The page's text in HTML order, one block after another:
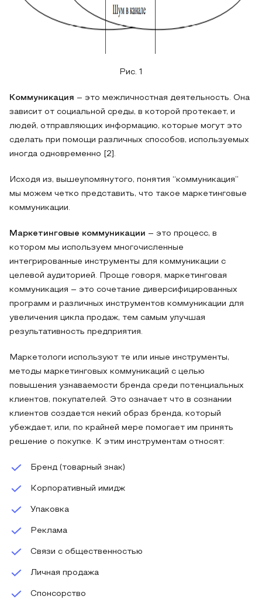
Рис. 1
Коммуникация – это межличностная деятельность. Она
зависит от социальной среды, в которой протекает, и
людей, отправляющих информацию, которые могут это
сделать при помощи различных способов, используемых
иногда одновременно [2].
Исходя из, вышеупомянутого, понятия “коммуникация”
мы можем четко представить, что такое маркетинговые
коммуникации.
Маркетинговые коммуникации – это процесс, в
котором мы используем многочисленные
интегрированные инструменты для коммуникации с
целевой аудиторией. Проще говоря, маркетинговая
коммуникация – это сочетание диверсифицированных
программ и различных инструментов коммуникации для
увеличения цикла продаж, тем самым улучшая
результативность предприятия.
Маркетологи используют те или иные инструменты,
методы маркетинговых коммуникаций с целью
повышения узнаваемости бренда среди потенциальных
клиентов, покупателей. Это означает что в сознании
клиентов создается некий образ бренда, который
убеждает, или, по крайней мере помогает им принять
решение о покупке. К этим инструментам относят:
Бренд (товарный знак)
Корпоративный имидж
Упаковка
Реклама
Связи с общественностью
Личная продажа
Спонсорство